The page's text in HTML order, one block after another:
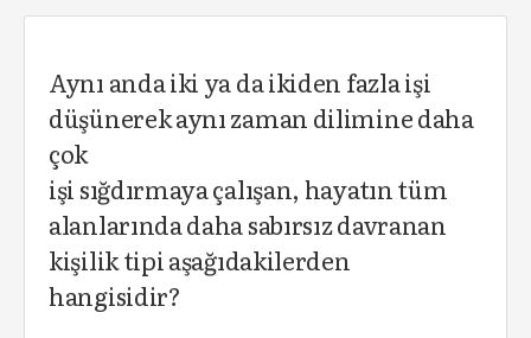
Aynı anda iki ya da ikiden fazla işi
düşünerek aynı zaman dilimine daha
çok
işi sığdırmaya çalışan, hayatın tüm
alanlarında daha sabırsız davranan
kişilik tipi aşağıdakilerden
hangisidir?